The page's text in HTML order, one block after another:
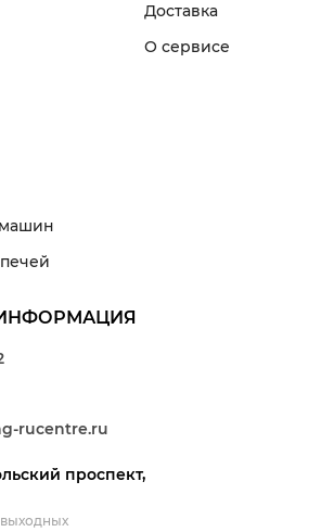
Доставка
О сервисе
rucentre.ru
проспект,
выходных